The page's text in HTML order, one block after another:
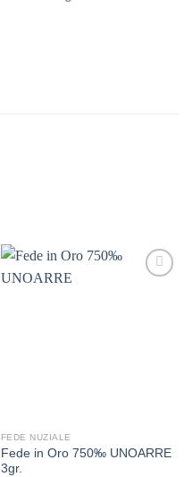
FEDE NUZIALE
Fede in Oro 750‰ UNOARRE
3gr.